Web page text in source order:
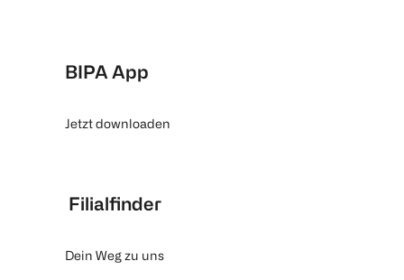
BIPA App
Jetzt downloaden
Filialfinder
Dein Weg zu uns